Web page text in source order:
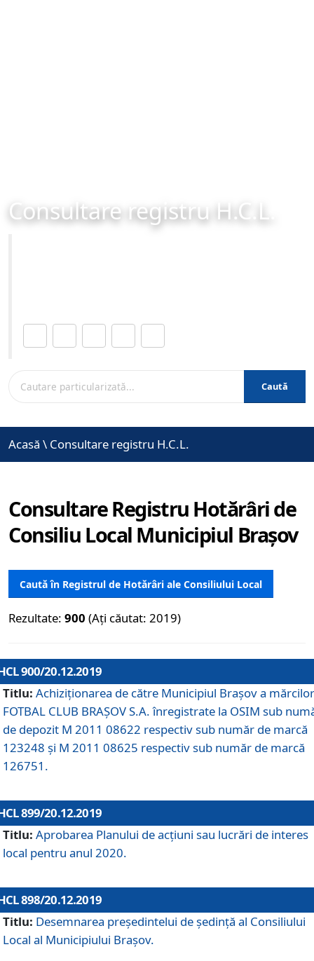
Consultare registru H.C.L.
Caută
Acasă \ Consultare registru H.C.L.
Consultare Registru Hotărâri de
Consiliu Local Municipiul Brașov
Caută în Registrul de Hotărâri ale Consiliului Local
Rezultate: 900 (Ați căutat: 2019)
900/20.12.2019
Titlu: Achiziționarea de către Municipiul Brașov a mărcilor
FOTBAL CLUB BRAȘOV S.A. înregistrate la OSIM sub
de depozit M 2011 08622 respectiv sub număr de marcă
123248 și M 2011 08625 respectiv sub număr de marcă
126751.
899/20.12.2019
Titlu: Aprobarea Planului de acţiuni sau lucrări de interes
local pentru anul 2020.
898/20.12.2019
Titlu: Desemnarea preşedintelui de şedinţă al Consiliului
Local al Municipiului Braşov.